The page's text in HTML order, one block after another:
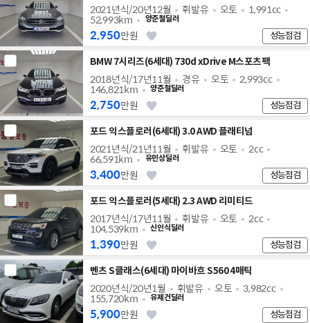
2021년식/20년12월 휘발유 오토 1,991cc
52,993km 양준철딜러
성능점검
2,950만원
BMW 7시리즈(6세대) 730d xDrive M스포츠팩
2018년식/17년11월 경유 오토 2,993cc
146,821km 양준철딜러
성능점검
2,750만원
포드 익스플로러(6세대) 3.0 AWD 플래티넘
2021년식/21년11월 휘발유 오토 2cc
66,591km 유민상딜러
성능점검
3,400만원
포드 익스플로러(5세대) 2.3 AWD 리미티드
2017년식/17년11월 휘발유 오토 2cc
104,539km 신인식딜러
성능점검
1,390만원
벤츠 S클래스(6세대) 마이바흐 S560 4매틱
2020년식/20년1월 휘발유 오토 3,982cc
155,720km 유제건딜러
성능점검
5,900만원